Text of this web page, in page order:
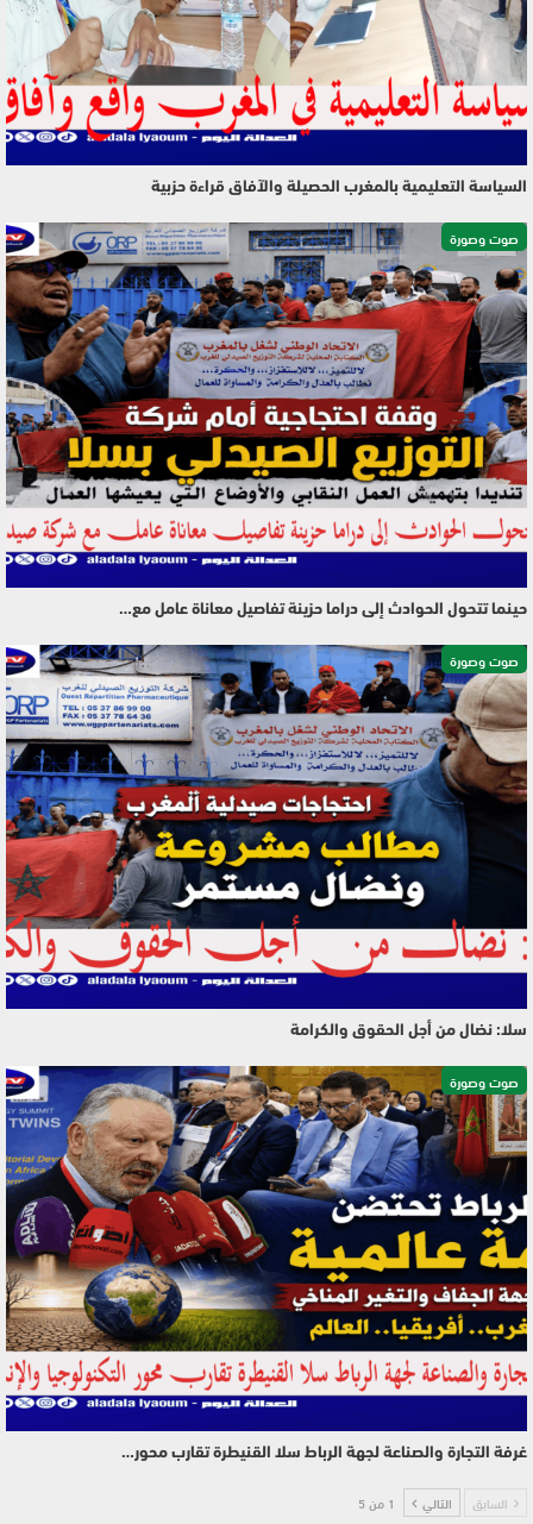
السياسة التعليمية بالمغرب الحصيلة والآفاق قراءة حزبية
صوت وصورة
حينما تتحول الحوادث إلى دراما حزينة تفاصيل معاناة عامل مع…
صوت وصورة
سلا: نضال من أجل الحقوق والكرامة
صوت وصورة
غرفة التجارة والصناعة لجهة الرباط سلا القنيطرة تقارب محور…
السابق التالي 1 من 5